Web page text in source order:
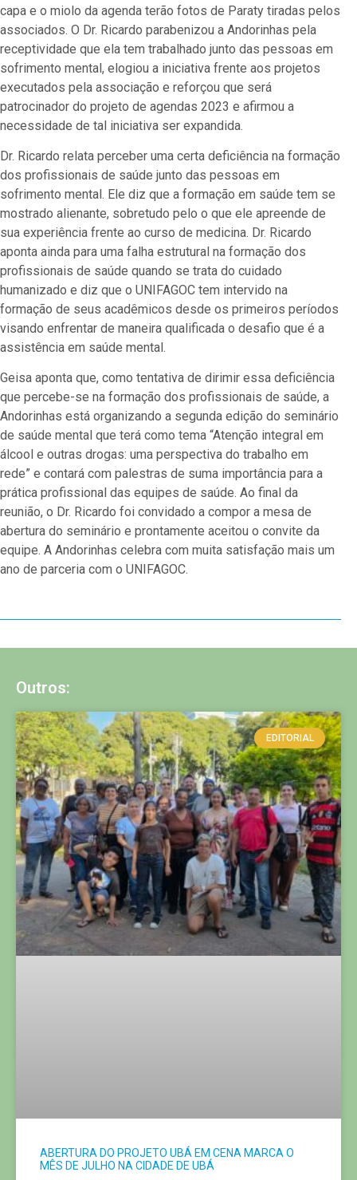
capa e o miolo da agenda terão fotos de Paraty tiradas pelos
associados. O Dr. Ricardo parabenizou a Andorinhas pela
receptividade que ela tem trabalhado junto das pessoas em
sofrimento mental, elogiou a iniciativa frente aos projetos
executados pela associação e reforçou que será
patrocinador do projeto de agendas 2023 e afirmou a
necessidade de tal iniciativa ser expandida.
Dr. Ricardo relata perceber uma certa deficiência na formação
dos profissionais de saúde junto das pessoas em
sofrimento mental. Ele diz que a formação em saúde tem se
mostrado alienante, sobretudo pelo o que ele apreende de
sua experiência frente ao curso de medicina. Dr. Ricardo
aponta ainda para uma falha estrutural na formação dos
profissionais de saúde quando se trata do cuidado
humanizado e diz que o UNIFAGOC tem intervido na
formação de seus acadêmicos desde os primeiros períodos
visando enfrentar de maneira qualificada o desafio que é a
assistência em saúde mental.
Geisa aponta que, como tentativa de dirimir essa deficiência
que percebe-se na formação dos profissionais de saúde, a
Andorinhas está organizando a segunda edição do seminário
de saúde mental que terá como tema “Atenção integral em
álcool e outras drogas: uma perspectiva do trabalho em
rede” e contará com palestras de suma importância para a
prática profissional das equipes de saúde. Ao final da
reunião, o Dr. Ricardo foi convidado a compor a mesa de
abertura do seminário e prontamente aceitou o convite da
equipe. A Andorinhas celebra com muita satisfação mais um
ano de parceria com o UNIFAGOC.
Outros:
EDITORIAL
ABERTURA DO PROJETO UBÁ EM CENA MARCA O
MÊS DE JULHO NA CIDADE DE UBÁ